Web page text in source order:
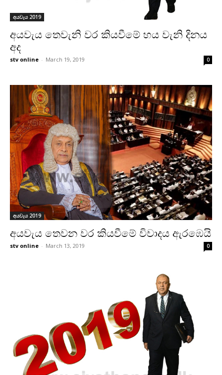
අයවැය 2019
අයවැය තෙවැනි වර කියවීමේ හය වැනි දිනය
අද
stv online - March 19, 2019 0
අයවැය 2019
අයවැය තෙවන වර කියවීමේ විවාදය ඇරඹෙයි
stv online - March 13, 2019 0